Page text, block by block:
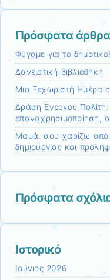
Πρόσφατα άρθρα
Φύγαμε για το δημοτικό!
Δανειστική βιβλιοθήκη
Μια Ξεχωριστή Ημέρα
Δράση Ενεργού
επαναχρησιμοποίηση,
Μαμά, σου χαρίζω από
δημιουργίας και
Πρόσφατα
Ιστορικό
Ιούνιος 2026